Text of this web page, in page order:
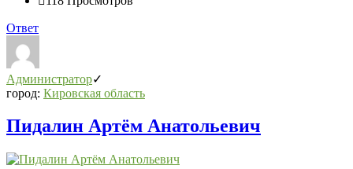
Ответ
Администратор
город: Кировская область
Пидалин Артём Анатольевич